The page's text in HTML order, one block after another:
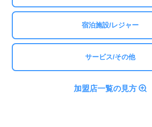
宿泊施設/レジャー
サービス/その他
加盟店一覧の見方